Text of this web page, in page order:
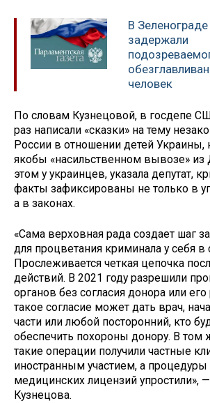
В Зеленограде
задержали
человек
По словам Кузнецовой, в госдепе
раз написали «сказки» на тему
России в отношении детей Украины,
якобы «насильственном вывозе» из
этом у украинцев, указала депутат,
факты зафиксированы не только в
а в законах.
«Сама верховная рада создает шаг
для процветания криминала у себя в
Прослеживается четкая цепочка
действий. В 2021 году разрешили
органов без согласия донора или
такое согласие может дать врач,
части или любой посторонний, кто
обеспечить похороны донору. В том
такие операции получили частные
иностранным участием, а процедуры
медицинских лицензий упростили»,
Кузнецова.